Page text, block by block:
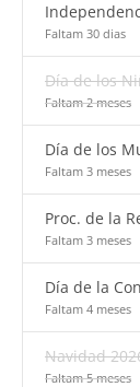
Faltam 30 dias
Día de los
Faltam 2 meses
Día de los
Faltam 3 meses
Proc. de la
Faltam 3 meses
Día de la
Faltam 4 meses
Navidad
Faltam 5 meses